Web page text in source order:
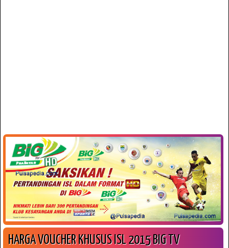
HARGA VOUCHER KHUSUS ISL 2015 BIG TV